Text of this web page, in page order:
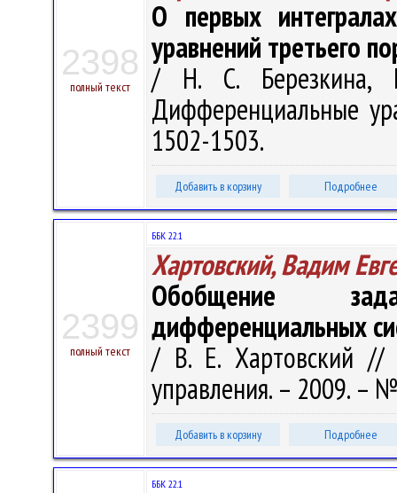
2398
полный текст
О первых
уравнений третьего
/ Н. С.
Дифференциальные
1502-1503.
Добавить в корзину Подробнее
2399
полный текст
ББК 22.1
Хартовский, Вадим
Обобщение
дифференциальных
/ В. Е. Хартовский //
управления. – 2009. –
Добавить в корзину Подробнее
ББК 22.1